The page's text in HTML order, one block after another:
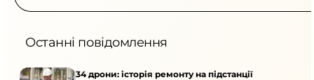
Останні повідомлення
34 дрони: історія ремонту на підстанції